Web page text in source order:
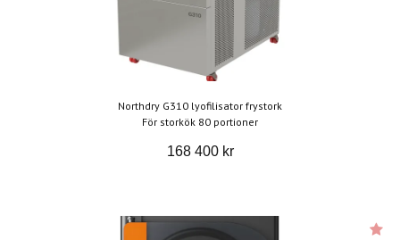
Northdry G310 lyofilisator frystork
För storkök 80 portioner
168 400 kr